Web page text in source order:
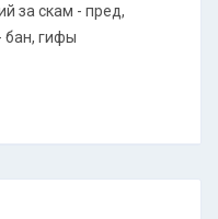
за скам - пред,
бан, гифы